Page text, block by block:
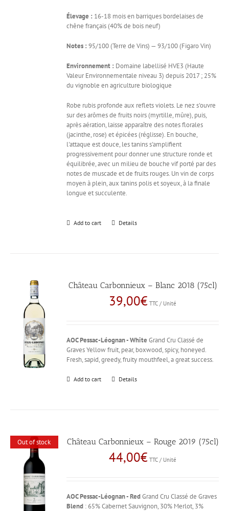
Élevage : 16-18 mois en barriques bordelaises de
chêne français (40% de bois neuf)
Notes : 95/100 (Terre de Vins) — 93/100 (Figaro Vin)
Environnement : Domaine labellisé HVE3 (Haute
Valeur Environnementale niveau 3) depuis 2017 ; 25%
du vignoble en agriculture biologique
Robe rubis profonde aux reflets violets. Le nez s'ouvre
sur des arômes de fruits noirs (myrtille, mûre), puis,
après aération, laisse apparaître des notes florales
(jacinthe, rose) et épicées (réglisse). En bouche,
l'attaque est douce, les tanins s'amplifient
progressivement pour donner une structure ronde et
équilibrée, avec un milieu de bouche vif porté par des
notes de muscade et de fruits rouges. Un vin de corps
moyen à plein, aux tanins polis et soyeux, à la finale
longue et succulente.
Add to cart Details
Château Carbonnieux – Blanc 2018 (75cl)
39,00€ TTC / Unité
AOC Pessac-Léognan - White Grand Cru Classé de
Graves Yellow fruit, pear, boxwood, spicy, honeyed.
Fresh, sapid, greedy, fruity mouthfeel, a great success.
Add to cart Details
Out of stock Château Carbonnieux – Rouge 2019 (75cl)
44,00€ TTC / Unité
AOC Pessac-Léognan - RedGrand Cru Classé de Graves
Blend : 65% Cabernet Sauvignon, 30% Merlot, 3%